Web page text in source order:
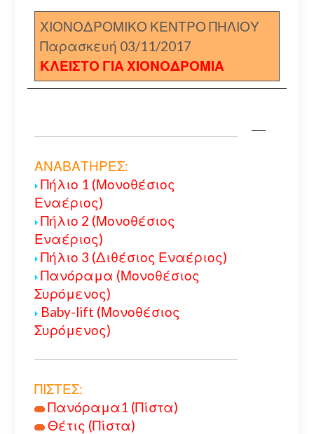
ΧΙΟΝΟΔΡΟΜΙΚΟ ΚΕΝΤΡΟ ΠΗΛΙΟΥ
Παρασκευή 03/11/2017
ΚΛΕΙΣΤΟ ΓΙΑ ΧΙΟΝΟΔΡΟΜΙΑ
ΑΝΑΒΑΤΗΡΕΣ:
Πήλιο 1 (Μονοθέσιος
Εναέριος)
Πήλιο 2 (Μονοθέσιος
Εναέριος)
Πήλιο 3 (Διθέσιος Εναέριος)
Πανόραμα (Μονοθέσιος
Συρόμενος)
Baby-lift (Μονοθέσιος
Συρόμενος)
ΠΙΣΤΕΣ:
Πανόραμα1 (Πίστα)
Θέτις (Πίστα)